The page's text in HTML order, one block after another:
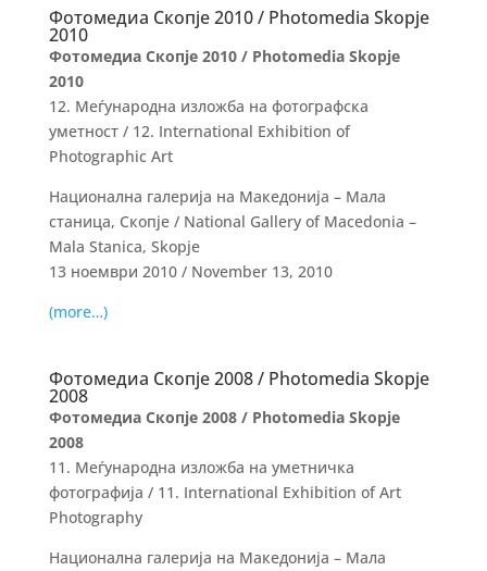
Фотомедиа Скопје 2010 / Photomedia Skopje
2010
Фотомедиа Скопје 2010 / Photomedia Skopje
2010
12. Меѓународна изложба на фотографска
уметност / 12. International Exhibition of
Photographic Art
Национална галерија на Македонија – Мала
станица, Скопје / National Gallery of Macedonia –
Mala Stanica, Skopje
13 ноември 2010 / November 13, 2010
(more…)
Фотомедиа Скопје 2008 / Photomedia Skopje
2008
Фотомедиа Скопје 2008 / Photomedia Skopje
2008
11. Меѓународна изложба на уметничка
фотографија / 11. International Exhibition of Art
Photography
Национална галерија на Македонија – Мала